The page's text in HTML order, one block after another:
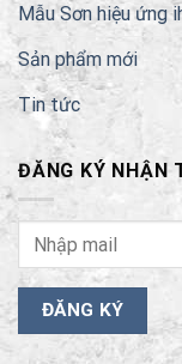
Mẫu Sơn hiệu ứng
Sản phẩm mới
Tin tức
ĐĂNG KÝ NHẬN